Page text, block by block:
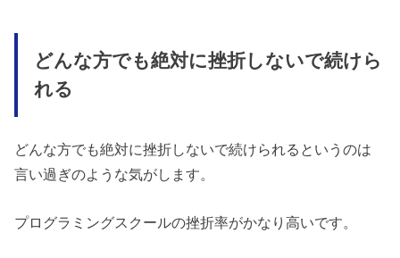
どんな方でも絶対に挫折しないで続けら
れる
どんな方でも絶対に挫折しないで続けられるというのは
言い過ぎのような気がします。
プログラミングスクールの挫折率がかなり高いです。